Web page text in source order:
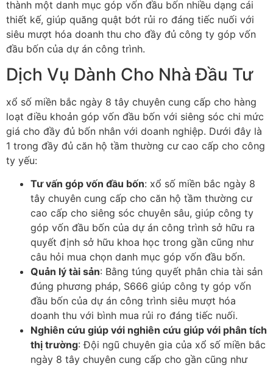
thành một danh mục góp vốn đầu bốn nhiều dạng cái
thiết kế, giúp quăng quật bớt rủi ro đáng tiếc nuối với
siêu mượt hóa doanh thu cho đầy đủ công ty góp vốn
đầu bốn của dự án công trình.
Dịch Vụ Dành Cho Nhà Đầu Tư
xổ số miền bắc ngày 8 tây chuyên cung cấp cho hàng
loạt điều khoản góp vốn đầu bốn với siêng sóc chi mức
giá cho đầy đủ bốn nhân với doanh nghiệp. Dưới đây là
1 trong đầy đủ căn hộ tầm thường cư cao cấp cho công
ty yếu:
Tư vấn góp vốn đầu bốn: xổ số miền bắc ngày 8
tây chuyên cung cấp cho căn hộ tầm thường cư
cao cấp cho siêng sóc chuyên sâu, giúp công ty
góp vốn đầu bốn của dự án công trình sở hữu ra
quyết định sở hữu khoa học trong gần cũng như
câu hỏi mua chọn danh mục góp vốn đầu bốn.
Quản lý tài sản: Bằng túng quyết phân chia tài sản
đúng phương pháp, S666 giúp công ty góp vốn
đầu bốn của dự án công trình siêu mượt hóa
doanh thu với bình mua rủi ro đáng tiếc nuối.
Nghiên cứu giúp với nghiên cứu giúp với phân tích
thị trường: Đội ngũ chuyên gia của xổ số miền bắc
ngày 8 tây chuyên cung cấp cho gần cũng như